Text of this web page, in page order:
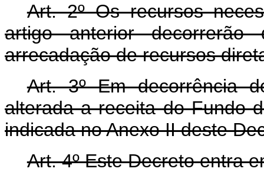
Art. 2º Os recursos
artigo anterior
arrecadação de recursos
Art. 3º Em decorrência
alterada a receita do Fundo
indicada no Anexo II deste
Art. 4º Este Decreto entra